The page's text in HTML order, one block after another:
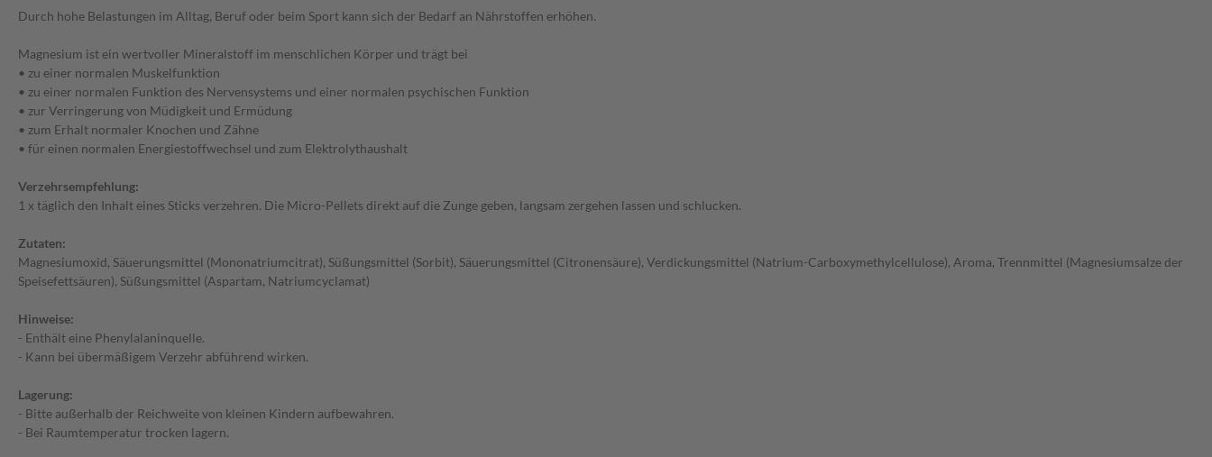
Durch hohe Belastungen im Alltag, Beruf oder beim Sport kann sich der Bedarf an Nährstoffen erhöhen.
Magnesium ist ein wertvoller Mineralstoff im menschlichen Körper und trägt bei
• zu einer normalen Muskelfunktion
• zu einer normalen Funktion des Nervensystems und einer normalen psychischen Funktion
• zur Verringerung von Müdigkeit und Ermüdung
• zum Erhalt normaler Knochen und Zähne
• für einen normalen Energiestoffwechsel und zum Elektrolythaushalt
Verzehrsempfehlung:
1 x täglich den Inhalt eines Sticks verzehren. Die Micro-Pellets direkt auf die Zunge geben, langsam zergehen lassen und schlucken.
Zutaten:
Magnesiumoxid, Säuerungsmittel (Mononatriumcitrat), Süßungsmittel (Sorbit), Säuerungsmittel (Citronensäure), Verdickungsmittel (Natrium-Carboxymethylcellulose), Aroma, Trennmittel (Magnesiumsalze der
Speisefettsäuren), Süßungsmittel (Aspartam, Natriumcyclamat)
Hinweise:
- Enthält eine Phenylalaninquelle.
- Kann bei übermäßigem Verzehr abführend wirken.
Lagerung:
- Bitte außerhalb der Reichweite von kleinen Kindern aufbewahren.
- Bei Raumtemperatur trocken lagern.